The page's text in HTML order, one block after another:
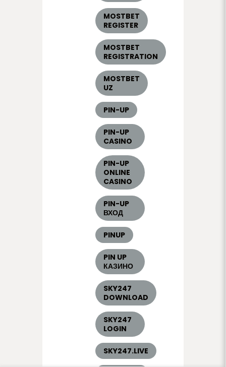
MOSTBET
REGISTER
MOSTBET
REGISTRATION
MOSTBET
UZ
PIN-UP
PIN-UP
CASINO
PIN-UP
ONLINE
CASINO
PIN-UP
ВХОД
PINUP
PIN UP
КАЗИНО
SKY247
DOWNLOAD
SKY247
LOGIN
SKY247.LIVE